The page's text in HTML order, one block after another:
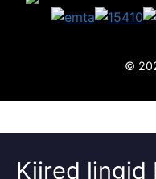
©
Kiired lingid